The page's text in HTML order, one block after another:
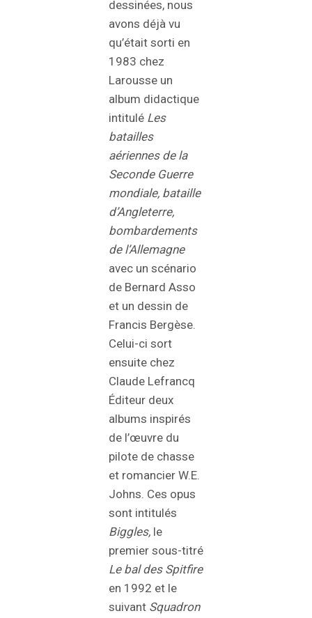
dessinées, nous
avons déjà vu
qu’était sorti en
1983 chez
Larousse un
album didactique
intitulé Les
batailles
aériennes de la
Seconde Guerre
mondiale, bataille
d’Angleterre,
bombardements
de l’Allemagne
avec un scénario
de Bernard Asso
et un dessin de
Francis Bergèse.
Celui-ci sort
ensuite chez
Claude Lefrancq
Éditeur deux
albums inspirés
de l’œuvre du
pilote de chasse
et romancier W.E.
Johns. Ces opus
sont intitulés
Biggles, le
premier sous-titré
Le bal des Spitfire
en 1992 et le
suivant Squadron